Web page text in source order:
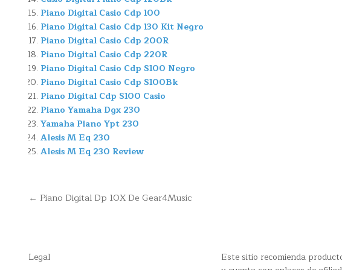
Piano Digital Casio Cdp 100
Piano Digital Casio Cdp 130 Kit Negro
Piano Digital Casio Cdp 200R
Piano Digital Casio Cdp 220R
Piano Digital Casio Cdp S100 Negro
Piano Digital Casio Cdp S100Bk
Piano Digital Cdp S100 Casio
Piano Yamaha Dgx 230
Yamaha Piano Ypt 230
Alesis M Eq 230
Alesis M Eq 230 Review
Navegación
← Piano Digital Dp 10X De Gear4Music
Legal
Este sitio recomienda